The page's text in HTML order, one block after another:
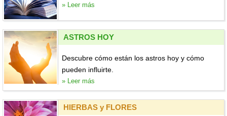
» Leer más
ASTROS HOY
Descubre cómo están los astros hoy y cómo
pueden influirte.
» Leer más
HIERBAS y FLORES